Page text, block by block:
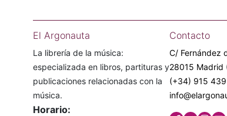
El Argonauta
La librería de la música:
especializada en libros, partituras y
publicaciones relacionadas con la
música.
Horario:
Contacto
C/ Fernández
28015 Madrid
(+34) 915 439